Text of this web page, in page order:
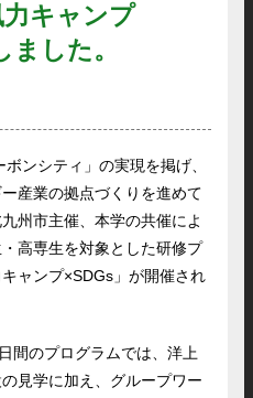
力キャンプ
した。
ンシティ」の実現を掲げ、
産業の拠点づくりを進めて
州市主催、本学の共催によ
高専生を対象とした研修プ
ャンプ×SDGs」が開催され
間のプログラムでは、洋上
見学に加え、グループワー